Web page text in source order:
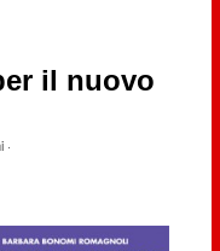
il nuovo
·